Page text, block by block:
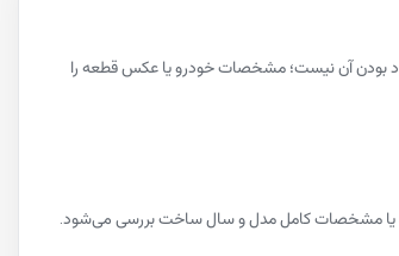
بودن آن نیست؛ مشخصات خودرو یا عکس قطعه را
یا مشخصات کامل مدل و سال ساخت بررسی می‌شود.